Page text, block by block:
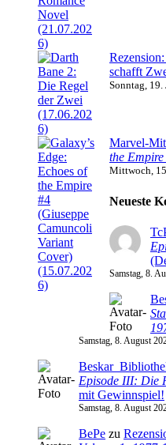
Rezension:
schafft
Sonntag,
Marvel-
the Empire
Mittwoch,
Neueste
Samstag, 8.
Samstag, 8. August
Episode III: Die
mit Gewinnspiel!
Samstag, 8. August
BePe zu